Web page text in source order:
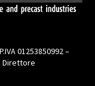
01253850992 –
Direttore